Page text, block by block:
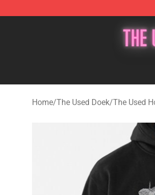
Home/The Used Doek/The Used